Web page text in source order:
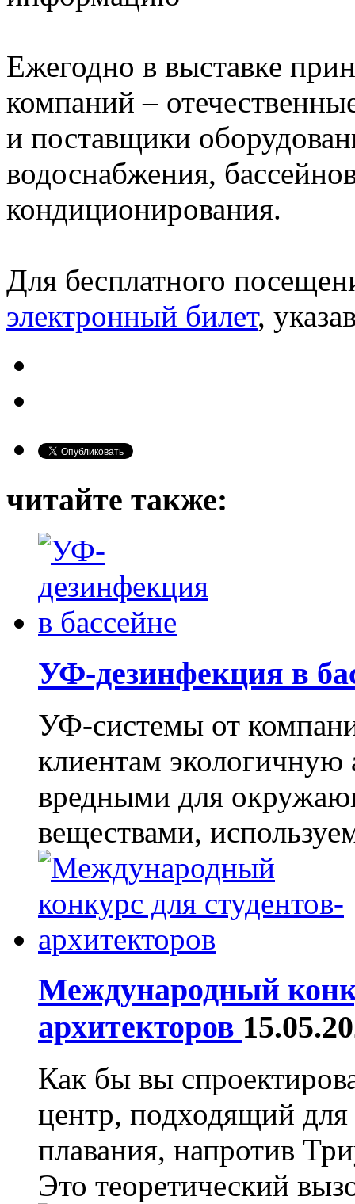
Ежегодно в выставке
компаний –
и поставщики
водоснабжения,
кондиционирования.
Для бесплатного
электронный билет,
читайте также:
УФ-дезинфекция в
УФ-системы от
клиентам экологичную
вредными для
веществами,
Международный
архитекторов
Как бы вы
центр, подходящий
плавания, напротив
Это теоретический